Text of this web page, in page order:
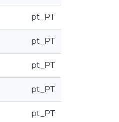
pt_PT
pt_PT
pt_PT
pt_PT
pt_PT